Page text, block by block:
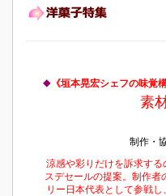
◆ 《垣本晃宏シェフの味覚
素
制作・
涼感や彩りだけを訴求す
スデセールの提案。制作
リー日本代表として参戦